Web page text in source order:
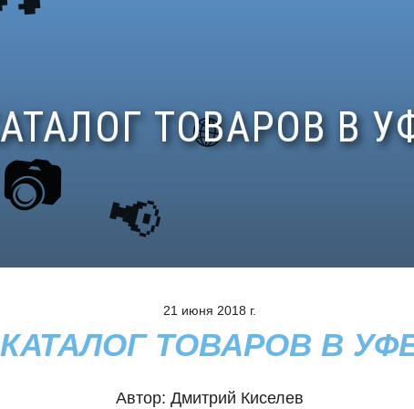
21 июня 2018 г.
КАТАЛОГ ТОВАРОВ В
Автор: Дмитрий Киселев